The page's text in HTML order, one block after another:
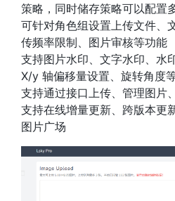
策略，同时储存策略可以配置
可针对角色组设置上传文件、
传频率限制、图片审核等功能
支持图片水印、文字水印、水
X/y 轴偏移量设置、旋转角度
支持通过接口上传、管理图片
支持在线增量更新、跨版本更
图片广场